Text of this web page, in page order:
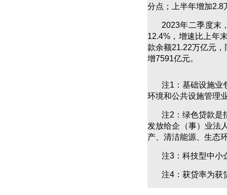
分点；上半年增加2.8
2023年二季度末
12.4%，增速比上年
款余额21.22万亿元
增7591亿元。
注1：基础设施业
环境和公共设施管理
注2：绿色贷款是
发放给企（事）业法
产、清洁能源、生态
注3：科技型中小
注4：获贷率为获